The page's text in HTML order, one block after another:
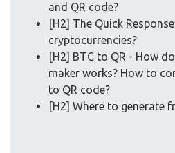
and QR code?
[H2] The Quick
cryptocurrencies?
[H2] BTC to QR - How
maker works? How to
to QR code?
[H2] Where to generate